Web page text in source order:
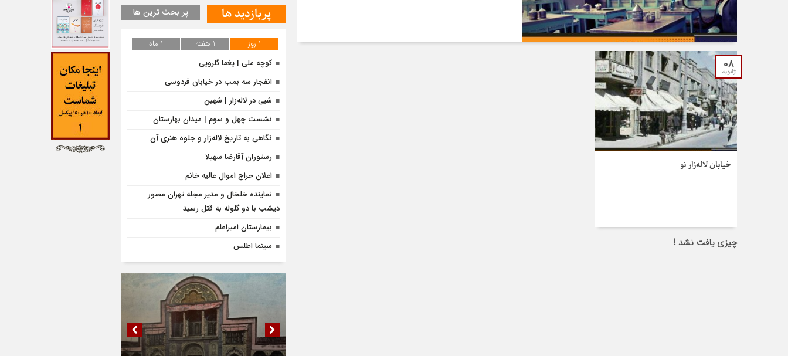
08
ژانویه
خیابان لاله‌زار نو
چیزی یافت نشد !
پربازدید ها پر بحث ترین ها
1 روز 1 هفته
1 ماه
کوچه ملی | یغما گلرویی
انفجار سه بمب در خیابان فردوسی
شبی در لاله‌زار | شهین
نشست چهل و سوم | میدان بهارستان
نگاهی به تاریخ لاله‌زار و جلوه هنری آن
رستوران آقارضا سهیلا
اعلان حراج اموال عالیه خانم
نماینده خلخال و مدیر مجله تهران مصور
دیشب با دو گلوله به قتل رسید
بیمارستان امیراعلم
سینما اطلس